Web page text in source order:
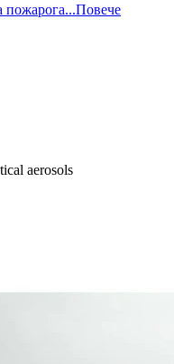
пожарога...Повече